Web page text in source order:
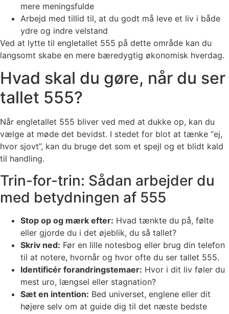
mere meningsfulde
Arbejd med tillid til, at du godt må leve et liv i både
ydre og indre velstand
Ved at lytte til engletallet 555 på dette område kan du
langsomt skabe en mere bæredygtig økonomisk hverdag.
Hvad skal du gøre, når du ser
tallet 555?
Når engletallet 555 bliver ved med at dukke op, kan du
vælge at møde det bevidst. I stedet for blot at tænke “ej,
hvor sjovt”, kan du bruge det som et spejl og et blidt kald
til handling.
Trin-for-trin: Sådan arbejder du
med betydningen af 555
Stop op og mærk efter: Hvad tænkte du på, følte
eller gjorde du i det øjeblik, du så tallet?
Skriv ned: Før en lille notesbog eller brug din telefon
til at notere, hvornår og hvor ofte du ser tallet 555.
Identificér forandringstemaer: Hvor i dit liv føler du
mest uro, længsel eller stagnation?
Sæt en intention: Bed universet, englene eller dit
højere selv om at guide dig til det næste bedste